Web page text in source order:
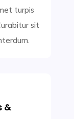
turpis
sit
&